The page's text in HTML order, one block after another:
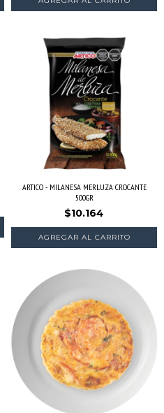
ARTICO - MILANESA MERLUZA CROCANTE
500GR
$10.164